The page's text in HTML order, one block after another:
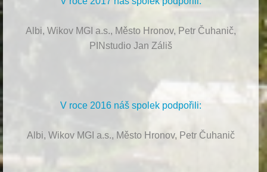
Albi, Wikov MGI a.s., Město Hronov, Petr Čuhanič,
PINstudio Jan Záliš
V roce 2016 náš spolek podpořili:
Albi, Wikov MGI a.s., Město Hronov, Petr Čuhanič